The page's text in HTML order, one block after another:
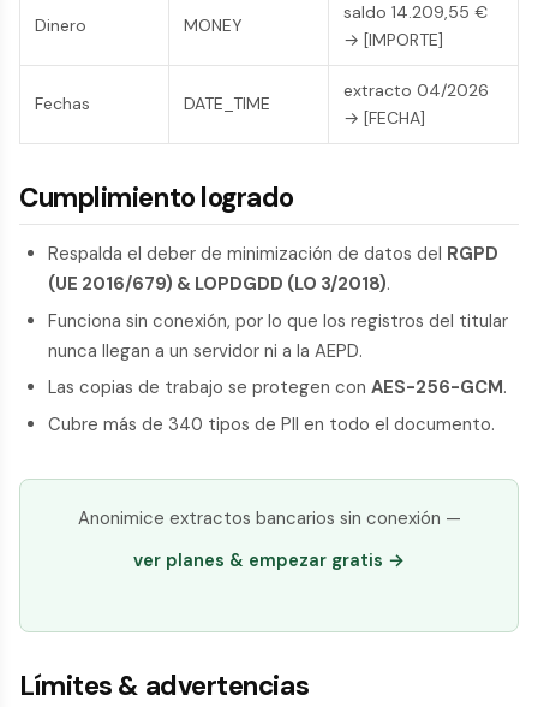
Dinero MONEY
saldo 14.209,55 €
→ [IMPORTE]
Fechas DATE_TIME
extracto 04/2026
→ [FECHA]
Cumplimiento logrado
Respalda el deber de minimización de datos del RGPD
(UE 2016/679) & LOPDGDD (LO 3/2018).
Funciona sin conexión, por lo que los registros del titular
nunca llegan a un servidor ni a la AEPD.
Las copias de trabajo se protegen con AES-256-GCM.
Cubre más de 340 tipos de PII en todo el documento.
Anonimice extractos bancarios sin conexión —
ver planes & empezar gratis →
Límites & advertencias